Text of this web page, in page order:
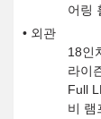
어링
외관
18인
라이
Full
비 램